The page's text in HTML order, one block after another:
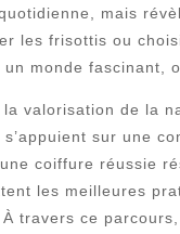
mais
les frisottis ou
monde fascinant,
valorisation de la
sur une
coiffure réussie
les meilleures
travers ce